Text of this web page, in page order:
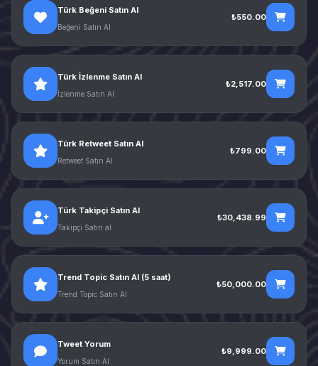
Türk Beğeni Satın Al
Beğeni Satın Al
₺550.00
Türk İzlenme Satın Al
İzlenme Satın Al
₺2,517.00
Türk Retweet Satın Al
Retweet Satın Al
₺799.00
Türk Takipçi Satın Al
Takipçi Satın al
₺30,438.99
Trend Topic Satın Al (5 saat)
Trend Topic Satın Al
₺50,000.00
Tweet Yorum
Yorum Satın Al
₺9,999.00